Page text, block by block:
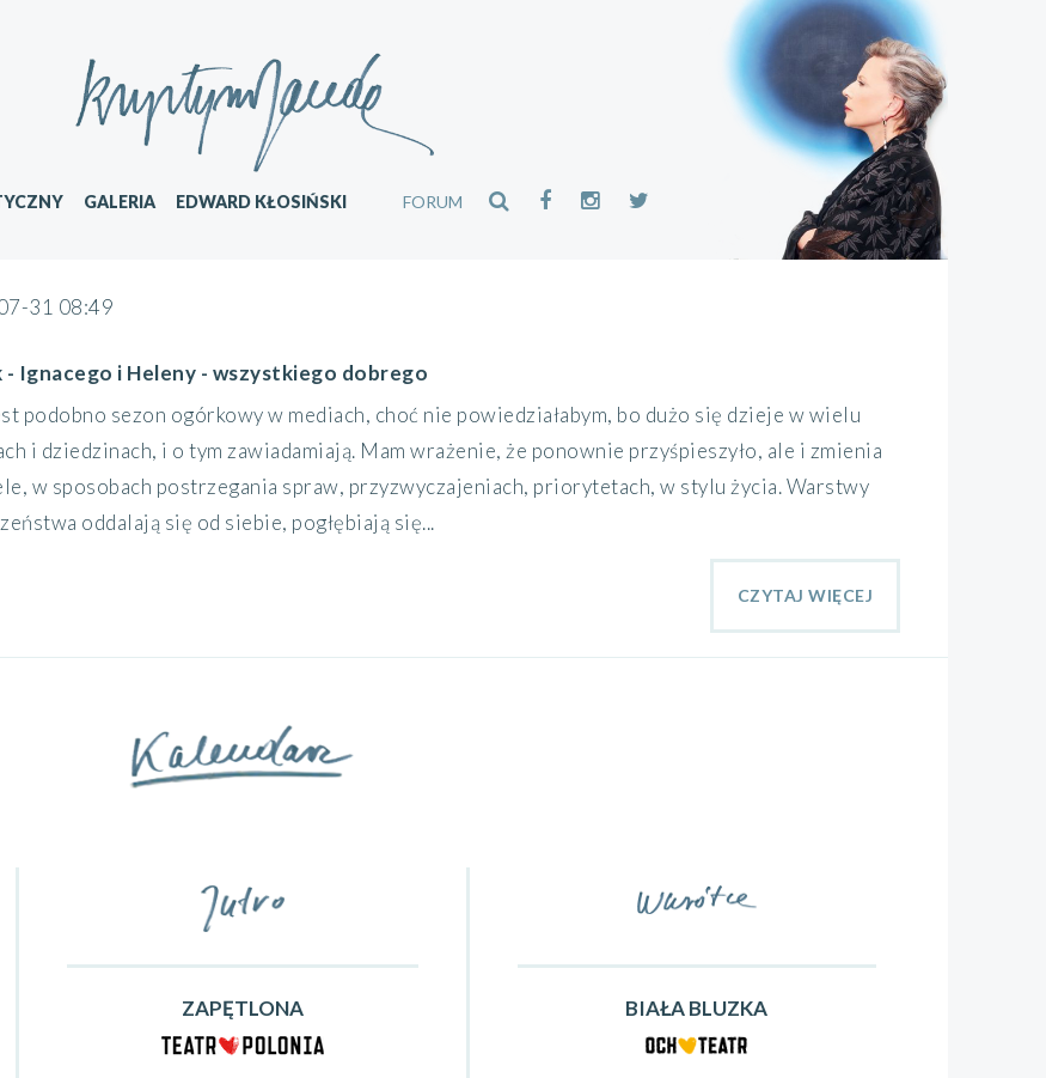
FORUM
GALERIA EDWARD KŁOSIŃSKI
31 08:49
- Ignacego i Heleny - wszystkiego dobrego
podobno sezon ogórkowy w mediach, choć nie powiedziałabym, bo dużo się dzieje w wielu
i dziedzinach, i o tym zawiadamiają. Mam wrażenie, że ponownie przyśpieszyło, ale i zmienia
w sposobach postrzegania spraw, przyzwyczajeniach, priorytetach, w stylu życia. Warstwy
oddalają się od siebie, pogłębiają się...
CZYTAJ WIĘCEJ
ZAPĘTLONA BIAŁA BLUZKA